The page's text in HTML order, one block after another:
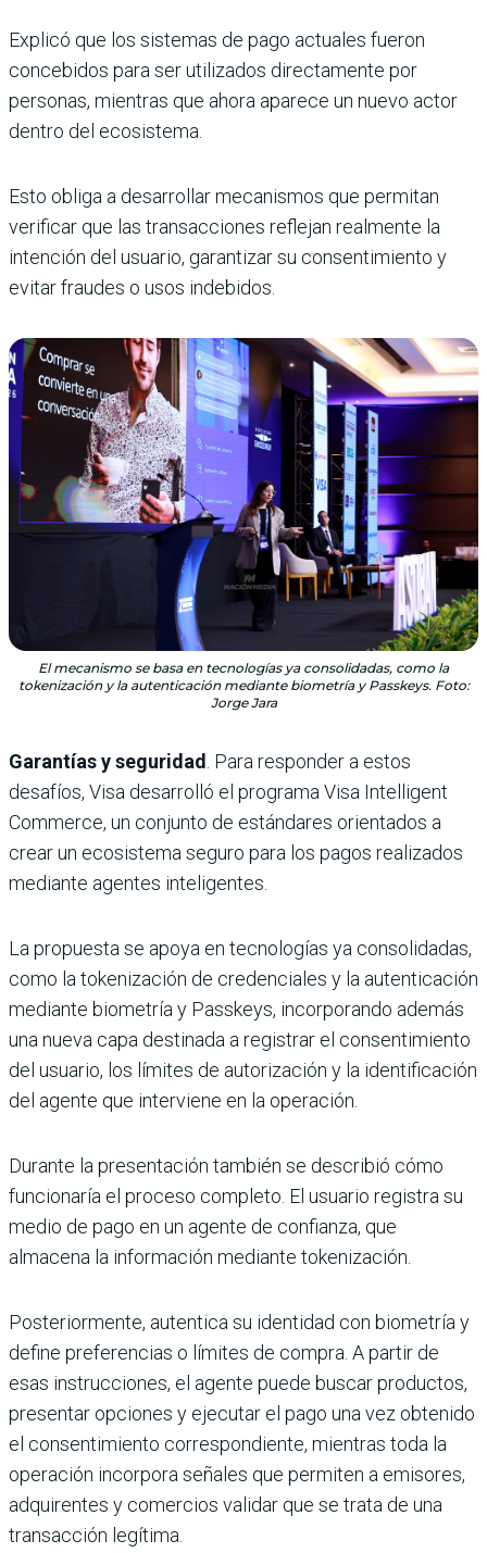
Explicó que los sistemas de pago actuales fueron
concebidos para ser utilizados directamente por
personas, mientras que ahora aparece un nuevo actor
dentro del ecosistema.
Esto obliga a desarrollar mecanismos que permitan
verificar que las transacciones reflejan realmente la
intención del usuario, garantizar su consentimiento y
evitar fraudes o usos indebidos.
El mecanismo se basa en tecnologías ya consolidadas, como la
tokenización y la autenticación mediante biometría y Passkeys. Foto:
Jorge Jara
Garantías y seguridad . Para responder a estos
desafíos, Visa desarrolló el programa Visa Intelligent
Commerce, un conjunto de estándares orientados a
crear un ecosistema seguro para los pagos realizados
mediante agentes inteligentes.
La propuesta se apoya en tecnologías ya consolidadas,
como la tokenización de credenciales y la autenticación
mediante biometría y Passkeys, incorporando además
una nueva capa destinada a registrar el consentimiento
del usuario, los límites de autorización y la identificación
del agente que interviene en la operación.
Durante la presentación también se describió cómo
funcionaría el proceso completo. El usuario registra su
medio de pago en un agente de confianza, que
almacena la información mediante tokenización.
Posteriormente, autentica su identidad con biometría y
define preferencias o límites de compra. A partir de
esas instrucciones, el agente puede buscar productos,
presentar opciones y ejecutar el pago una vez obtenido
el consentimiento correspondiente, mientras toda la
operación incorpora señales que permiten a emisores,
adquirentes y comercios validar que se trata de una
transacción legítima.